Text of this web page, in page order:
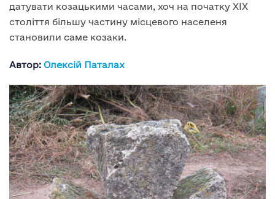
датувати козацькими часами, хоч на початку ХІХ
століття більшу частину місцевого населеня
становили саме козаки.
Автор: Олексій Паталах